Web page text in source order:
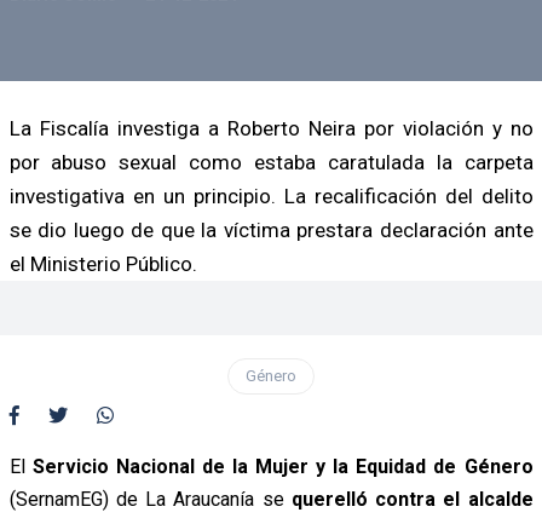
La Fiscalía investiga a Roberto Neira por violación y no
por abuso sexual como estaba caratulada la carpeta
investigativa en un principio. La recalificación del delito
se dio luego de que la víctima prestara declaración ante
el Ministerio Público.
Género
ElServicio Nacional de la Mujer y la Equidad de Género
(SernamEG) de La Araucanía se querelló contra el alcalde